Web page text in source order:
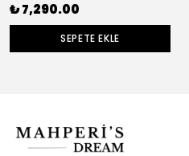
₺ 7,290.00
SEPETE EKLE